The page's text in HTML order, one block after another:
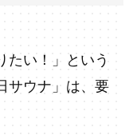
たい！」という
サウナ」は、要